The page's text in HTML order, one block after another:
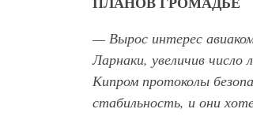
— Вырос интерес
Ларнаки, увеличив
Кипром протоколы
стабильность, и они